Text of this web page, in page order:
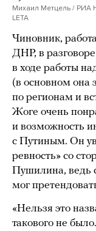
Михаил Метцель / РИА
LETA
Чиновник,
ДНР, в
в ходе работы
(в основном она
по регионам и
Жоге очень
и возможность
с Путиным. Он
ревность» со
Пушилина, ведь
мог
«Нельзя это
такового не